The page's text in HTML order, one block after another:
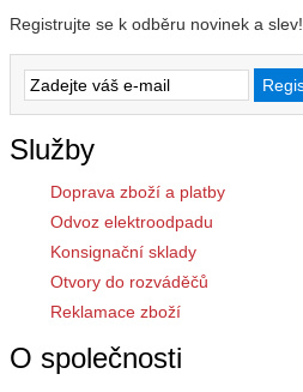
Registrujte se k odběru novinek a slev!
Služby
Doprava zboží a platby
Odvoz elektroodpadu
Konsignační sklady
Otvory do rozváděčů
Reklamace zboží
O společnosti